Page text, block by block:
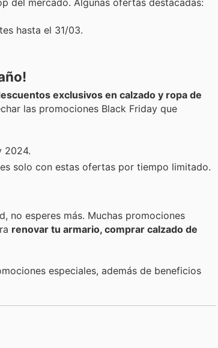
del mercado. Algunas ofertas destacadas:
hasta el 31/03.
exclusivos en calzado y ropa de
las promociones Black Friday que
2024.
solo con estas ofertas por tiempo limitado.
no esperes más. Muchas promociones
renovar tu armario, comprar calzado de
especiales, además de beneficios